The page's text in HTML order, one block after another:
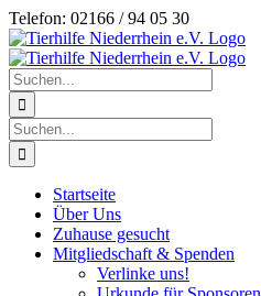
Zum
Inhalt
springen
Telefon: 02166 / 94 05 30
Suche
nach:
Suche
nach:
Startseite
Über Uns
Zuhause gesucht
Mitgliedschaft & Spenden
Verlinke uns!